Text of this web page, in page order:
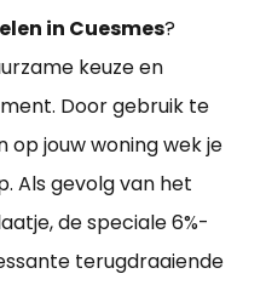
in Cuesmes?
keuze en
Door gebruik te
op jouw woning wek je
Als gevolg van het
de speciale 6%-
terugdraaiende